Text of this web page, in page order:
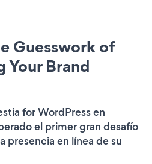
Guesswork of
Your Brand
for WordPress en
el primer gran desafío
presencia en línea de su